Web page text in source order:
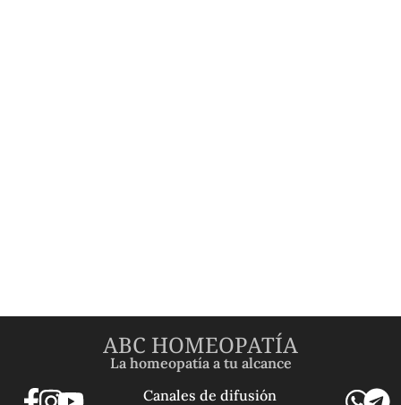
ABC HOMEOPATÍA
La homeopatía a tu alcance
Canales de difusión